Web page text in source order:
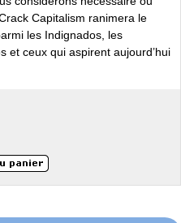
Capitalism ranimera le
les Indignados, les
et ceux qui aspirent aujourd’hui